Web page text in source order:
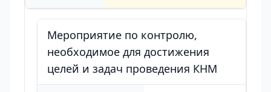
Мероприятие по контролю,
необходимое для достижения
целей и задач проведения КНМ